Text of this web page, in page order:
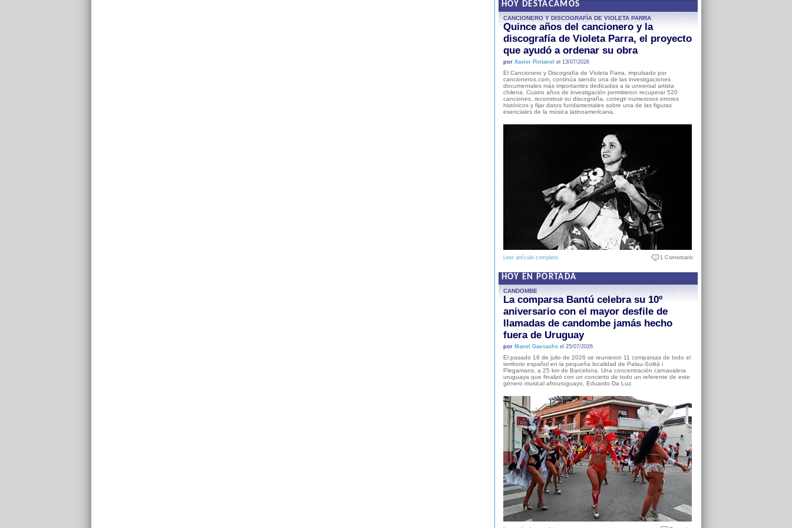
HOY DESTACAMOS
CANCIONERO Y DISCOGRAFÍA DE VIOLETA PARRA
Quince años del cancionero y la
discografía de Violeta Parra, el proyecto
que ayudó a ordenar su obra
por Xavier Pintanel el 13/07/2026
El Cancionero y Discografía de Violeta Parra, impulsado por
cancioneros.com, continúa siendo una de las investigaciones
documentales más importantes dedicadas a la universal artista
chilena. Cuatro años de investigación permitieron recuperar 520
canciones, reconstruir su discografía, corregir numerosos errores
históricos y fijar datos fundamentales sobre una de las figuras
esenciales de la música latinoamericana.
Leer artículo completo 1 Comentario
HOY EN PORTADA
CANDOMBE
La comparsa Bantú celebra su 10º
aniversario con el mayor desfile de
llamadas de candombe jamás hecho
fuera de Uruguay
por Manel Gausachsel 25/07/2026
El pasado 18 de julio de 2026 se reunieron 11 comparsas de todo el
territorio español en la pequeña localidad de Palau-Solità i
Plegamans, a 25 km de Barcelona. Una concentración carnavalera
uruguaya que finalizó con un concierto de todo un referente de este
género musical afrouruguayo, Eduardo Da Luz.